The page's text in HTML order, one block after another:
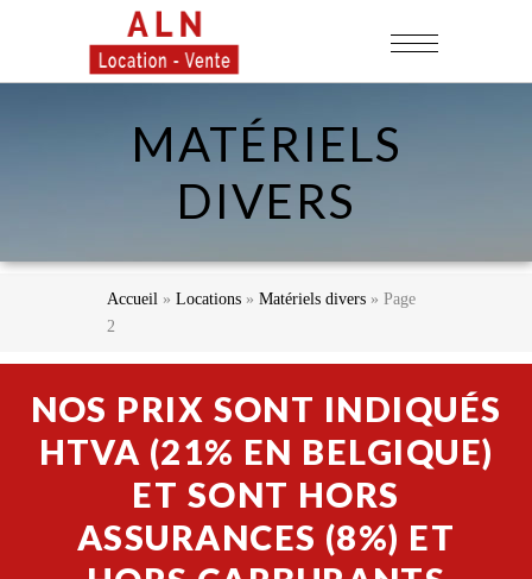
MATÉRIELS
DIVERS
Accueil» Locations» Matériels divers» Page
2
NOS PRIX SONT INDIQUÉS
HTVA (21% EN BELGIQUE)
ET SONT HORS
ASSURANCES (8%) ET